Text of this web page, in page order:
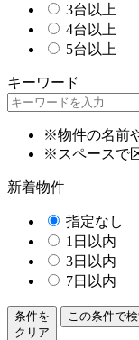
3台以上
4台以上
5台以上
キーワード
※物件の名前
※スペースで
新着物件
指定なし
1日以内
3日以内
7日以内
条件を
クリア
この条件で